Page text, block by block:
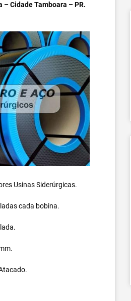
Cidade Tamboara – PR.
Usinas Siderúrgicas.
cada bobina.